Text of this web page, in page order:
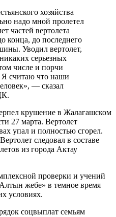
хозяйства
надо мной пролетел
частей вертолета
конца, до последнего
Уводил вертолет,
серьезных
числе и порчи
Я считаю что наши
— сказал
крушение в Жалагашском
27 марта. Вертолет
упал и полностью сгорел.
следовал в составе
из города Актау
проверки и учений
жебе» в темное время
условиях.
соцвыплат семьям